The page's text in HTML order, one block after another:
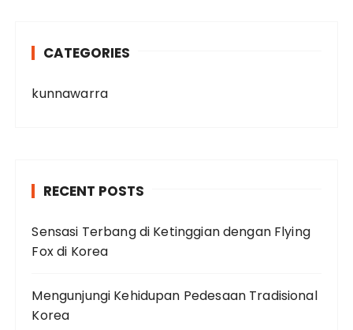
CATEGORIES
kunnawarra
RECENT POSTS
Sensasi Terbang di Ketinggian dengan Flying
Fox di Korea
Mengunjungi Kehidupan Pedesaan Tradisional
Korea